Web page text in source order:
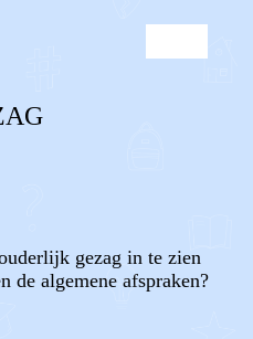
gezag in te zien
de algemene afspraken?